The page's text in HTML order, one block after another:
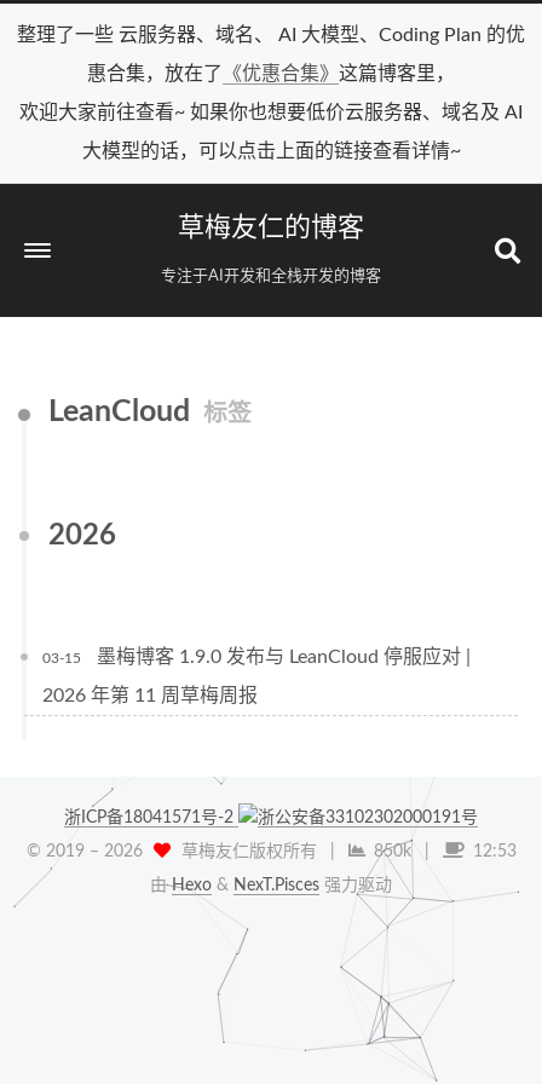
整理了一些 云服务器、域名、 AI 大模型、Coding Plan 的优
惠合集，放在了
《优惠合集》 这篇博客里，
欢迎大家前往查看~ 如果你也想要低价云服务器、域名及 AI
大模型的话，可以点击上面的链接查看详情~
草梅友仁的博客
专注于AI开发和全栈开发的博客
LeanCloud 标签
2026
03-15
墨梅博客 1.9.0 发布与 LeanCloud 停服应对 |
2026 年第 11 周草梅周报
浙ICP备18041571号-2
浙公安备33102302000191号
© 2019 – 2026 草梅友仁版权所有 850k
12:53
由Hexo & NexT.Pisces 强力驱动